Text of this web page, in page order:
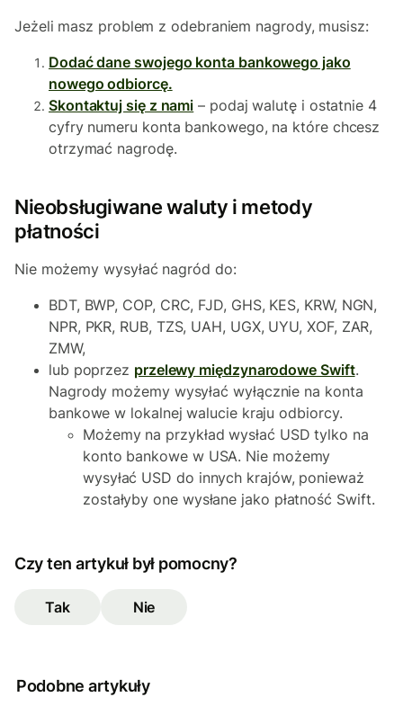
Jeżeli masz problem z odebraniem nagrody, musisz:
Dodać dane swojego konta bankowego jako
nowego odbiorcę.
Skontaktuj się z nami – podaj walutę i ostatnie 4
cyfry numeru konta bankowego, na które chcesz
otrzymać nagrodę.
Nieobsługiwane waluty i metody
płatności
Nie możemy wysyłać nagród do:
BDT, BWP, COP, CRC, FJD, GHS, KES, KRW, NGN,
NPR, PKR, RUB, TZS, UAH, UGX, UYU, XOF, ZAR,
ZMW,
lub poprzez przelewy międzynarodowe Swift.
Nagrody możemy wysyłać wyłącznie na konta
bankowe w lokalnej walucie kraju odbiorcy.
Możemy na przykład wysłać USD tylko na
konto bankowe w USA. Nie możemy
wysyłać USD do innych krajów, ponieważ
zostałyby one wysłane jako płatność Swift.
Czy ten artykuł był pomocny?
Tak Nie
Podobne artykuły